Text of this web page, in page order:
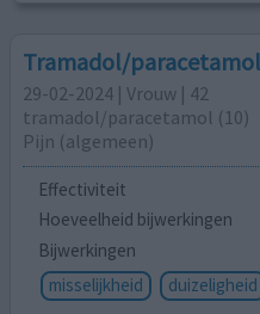
Tramadol/paracetamol
29-02-2024 | Vrouw | 42
tramadol/paracetamol (10)
Pijn (algemeen)
Effectiviteit
Hoeveelheid bijwerkingen
Bijwerkingen
misselijkheid
duizeligheid